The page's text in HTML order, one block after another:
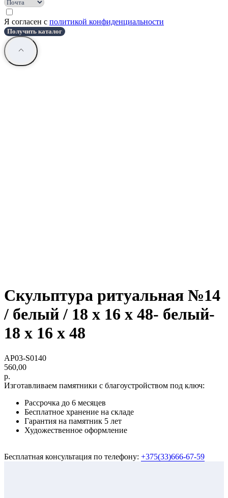
Я согласен с политикой конфиденциальности
Получить каталог
Скульптура ритуальная №14
/ белый / 18 х 16 х 48- белый-
18 х 16 х 48
AP03-S0140
560,00
р.
Изготавливаем памятники с благоустройством под ключ:
Рассрочка до 6 месяцев
Бесплатное хранение на складе
Гарантия на памятник 5 лет
Художественное оформление
Бесплатная консультация по телефону: +375(33)666-67-59